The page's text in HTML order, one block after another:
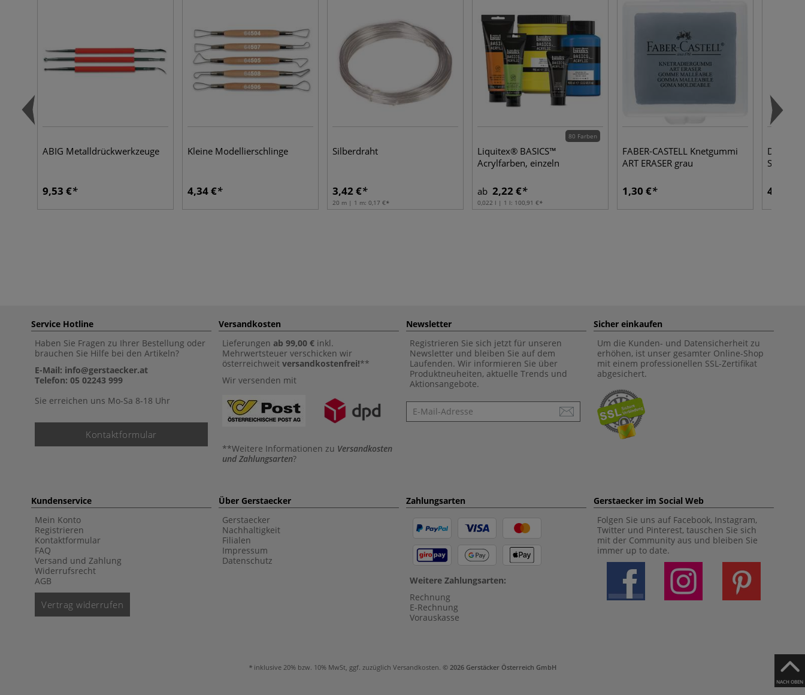
NACH OBEN
ABIG Metalldrückwerkzeuge
9,53 €
Kleine Modellierschlinge
4,34 €
Silberdraht
3,42 €
20 m | 1 m: 0,17 €
80 Farben
Liquitex® BASICS™
Acrylfarben, einzeln
ab 2,22 €
0,022 l | 1 l: 100,91 €
FABER-CASTELL Knetgummi
ART ERASER grau
1,30 €
Set
4,29 €
Service Hotline
Haben Sie Fragen zu Ihrer Bestellung oder
brauchen Sie Hilfe bei den Artikeln?
E-Mail: info@gerstaecker.at
Telefon: 05 02243 999
Sie erreichen uns Mo-Sa 8-18 Uhr
Kontaktformular
Versandkosten
Lieferungen ab 99,00 € inkl.
Mehrwertsteuer verschicken wir
österreichweit versandkostenfrei!**
Wir versenden mit
**Weitere Informationen zu Versandkosten
und Zahlungsarten?
Newsletter
Registrieren Sie sich jetzt für unseren
Newsletter und bleiben Sie auf dem
Laufenden. Wir informieren Sie über
Produktneuheiten, aktuelle Trends und
Aktionsangebote.
Newsletter
Sicher einkaufen
Um die Kunden- und Datensicherheit zu
erhöhen, ist unser gesamter Online-Shop
mit einem professionellen SSL-Zertifikat
abgesichert.
Kundenservice
Mein Konto
Registrieren
Kontaktformular
FAQ
Versand und Zahlung
Widerrufsrecht
AGB
Vertrag widerrufen
Über Gerstaecker
Gerstaecker
Nachhaltigkeit
Filialen
Impressum
Datenschutz
Zahlungsarten
Weitere Zahlungsarten:
Rechnung
E-Rechnung
Vorauskasse
Gerstaecker im Social Web
Folgen Sie uns auf Facebook, Instagram,
Twitter und Pinterest, tauschen Sie sich
mit der Community aus und bleiben Sie
immer up to date.
inklusive 20% bzw. 10% MwSt, ggf. zuzüglich Versandkosten. © 2026 Gerstäcker Österreich GmbH